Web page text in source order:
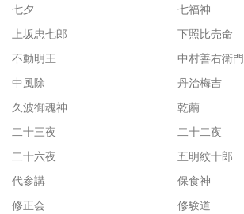
七夕
七福神
上坂忠七郎
下照比売命
不動明王
中村善右衛門
中風除
丹治梅吉
久波御魂神
乾繭
二十三夜
二十二夜
二十六夜
五明紋十郎
代参講
保食神
修正会
修験道